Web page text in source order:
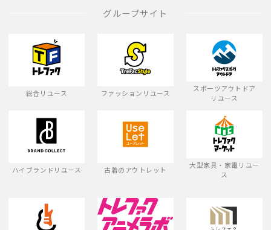
グループサイト
総合リユース ファッションリユース
スポーツアウトドア
リユース
ハイブランドリユース 古着のアウトレット
大型家具・家電リユー
ス